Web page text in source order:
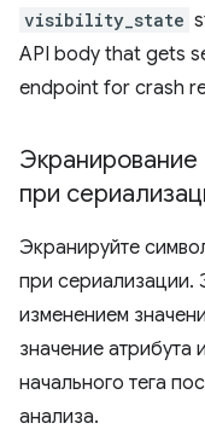
visibility_state
API body that gets
endpoint for crash
Экранирование
при
Экранируйте
при сериализации.
изменением
значение атрибута
начального тега
анализа.